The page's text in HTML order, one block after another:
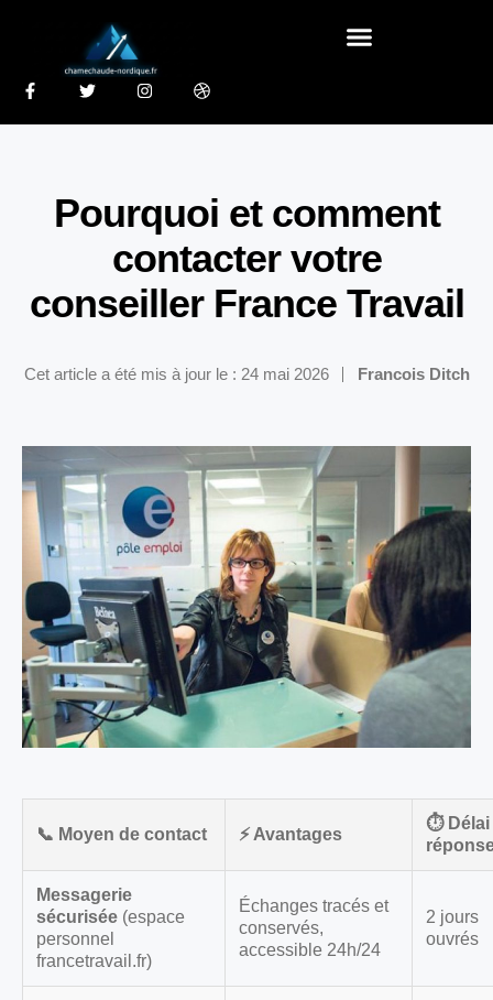
Pourquoi et comment
contacter votre
conseiller France Travail
Cet article a été mis à jour le : 24 mai 2026 Francois Ditch
📞 Moyen de contact ⚡ Avantages
⏱️ Délai
Messagerie
sécurisée (espace
personnel
francetravail.fr)
Échanges tracés et
conservés,
accessible 24h/24
2 jours
ouvrés